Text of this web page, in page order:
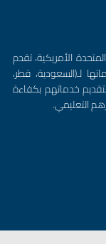
الأمريكية، تقدم
لـ(السعودية، قطر،
خدماتهم بكفاءة
التعليمي.